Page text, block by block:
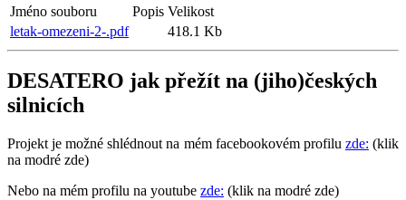
Jméno souboru
Popis Velikost
letak-omezeni-2-.pdf
418.1 Kb
DESATERO jak přežít na (jiho)českých
silnicích
Projekt je možné shlédnout na mém facebookovém profilu zde: (klik
na modré zde)
Nebo na mém profilu na youtube zde: (klik na modré zde)